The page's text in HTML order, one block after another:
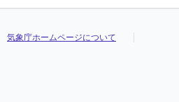
気象庁ホームページについて